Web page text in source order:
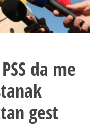
da me
gest